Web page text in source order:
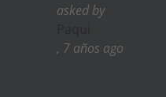
asked by
, 7 años ago